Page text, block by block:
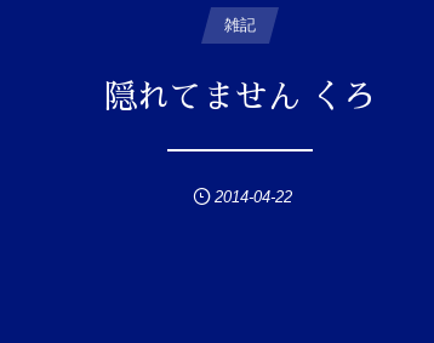
雑記
隠れてません くろ
2014-04-22